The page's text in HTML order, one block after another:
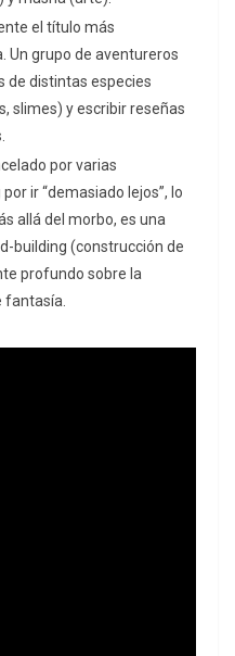
el título más
Un grupo de aventureros
de distintas especies
slimes) y escribir reseñas
por varias
ir “demasiado lejos”, lo
allá del morbo, es una
building (construcción de
profundo sobre la
fantasía.